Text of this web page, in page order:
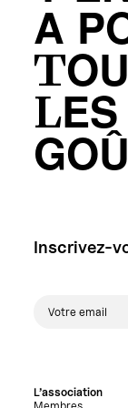
A
LES
Inscrivez-
L’association